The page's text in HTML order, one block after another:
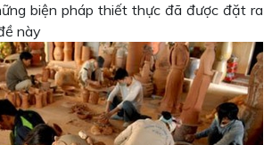
biện pháp thiết thực đã được đặt ra
này